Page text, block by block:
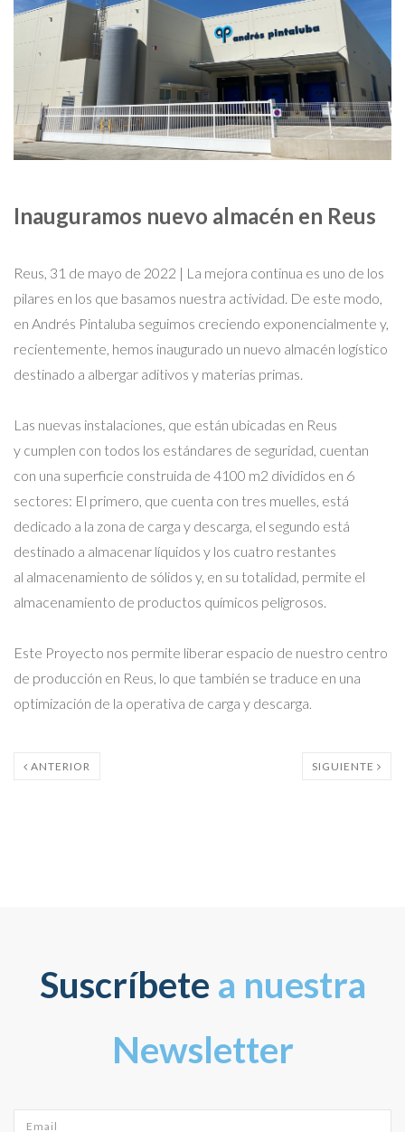
Inauguramos nuevo almacén en Reus
Reus, 31 de mayo de 2022 | La mejora continua es uno de los
pilares en los que basamos nuestra actividad. De este modo,
en Andrés Pintaluba seguimos creciendo exponencialmente y,
recientemente, hemos inaugurado un nuevo almacén logístico
destinado a albergar aditivos y materias primas.
​Las nuevas instalaciones, que están ubicadas en Reus
y cumplen con todos los estándares de seguridad, cuentan
con una superficie construida de 4100 m2 divididos en 6
sectores: El primero, que cuenta con tres muelles, está
dedicado a la zona de carga y descarga, el segundo está
destinado a almacenar líquidos y los cuatro restantes
al almacenamiento de sólidos y, en su totalidad, permite el
almacenamiento de productos químicos peligrosos.
Este Proyecto nos permite liberar espacio de nuestro centro
de producción en Reus, lo que también se traduce en una
optimización de la operativa de carga y descarga.
ANTERIOR SIGUIENTE
Suscríbete a nuestra
Newsletter